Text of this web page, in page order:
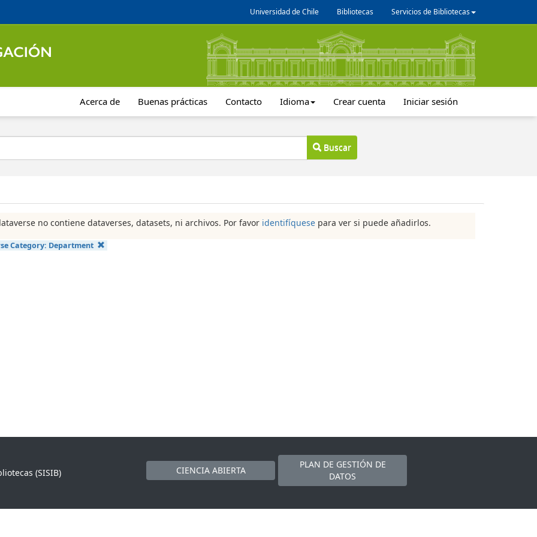
Universidad de Chile Bibliotecas Servicios de Bibliotecas
Acerca de Buenas prácticas Contacto Idioma Crear cuenta Iniciar sesión
Buscar
no contiene dataverses, datasets, ni archivos. Por favor identifíquese para ver si puede añadirlos.
Category: Department
(SISIB)
CIENCIA ABIERTA
PLAN DE GESTIÓN DE
DATOS